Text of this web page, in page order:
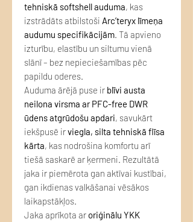
tehniskā softshell auduma, kas
izstrādāts atbilstoši Arc’teryx līmeņa
audumu specifikācijām. Tā apvieno
izturību, elastību un siltumu vienā
slānī – bez nepieciešamības pēc
papildu oderes.
Auduma ārējā puse ir blīvi austa
neilona virsma ar PFC-free DWR
ūdens atgrūdošu apdari, savukārt
iekšpusē irviegla, silta tehniskā flīsa
kārta, kas nodrošina komfortu arī
tiešā saskarē ar ķermeni. Rezultātā
jaka ir piemērota gan aktīvai kustībai,
gan ikdienas valkāšanai vēsākos
laikapstākļos.
Jaka aprīkota ar oriģinālu YKK